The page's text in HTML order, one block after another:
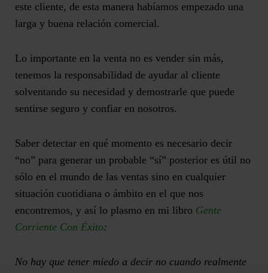
este cliente, de esta manera habíamos empezado una
larga y buena relación comercial.
Lo importante en la venta no es vender sin más,
tenemos la responsabilidad de ayudar al cliente
solventando su necesidad y demostrarle que puede
sentirse seguro y confiar en nosotros.
Saber detectar en qué momento es necesario decir
“no” para generar un probable “sí” posterior es útil no
sólo en el mundo de las ventas sino en cualquier
situación cuotidiana o ámbito en el que nos
encontremos, y así lo plasmo en mi libro Gente
Corriente Con Éxito:
No hay que tener miedo a decir no cuando realmente